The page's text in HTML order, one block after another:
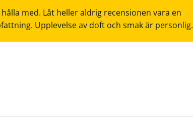
med. Låt heller aldrig recensionen vara en
Upplevelse av doft och smak är personlig.